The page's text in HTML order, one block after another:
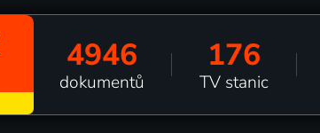
4946
dokumentů
176
TV stanic